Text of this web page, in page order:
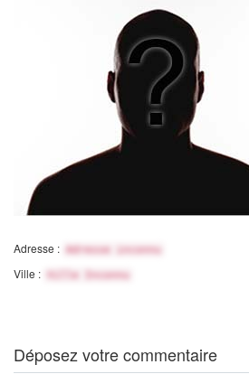
Adresse : Adresse inconnu
Ville : Ville Inconnu
Déposez votre commentaire